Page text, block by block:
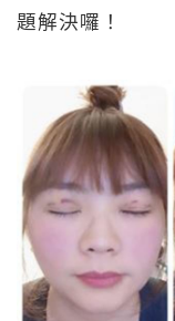
題解決囉！